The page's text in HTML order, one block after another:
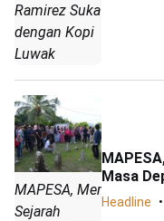
Ramirez Suka
dengan Kopi
Luwak
MAPESA, Membingkai
Sejarah
Masa
Headline